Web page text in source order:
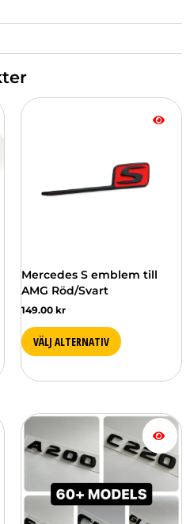
Mercedes S emblem till
AMG Röd/Svart
149.00 kr
VÄLJ ALTERNATIV
Prisintervall:
279.00 kr
till
349.00 kr
Den
här
produkten
varianter.
De